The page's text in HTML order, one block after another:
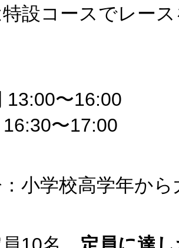
設コースでレー
13:00〜16:00
〜17:00
小学校高学年から